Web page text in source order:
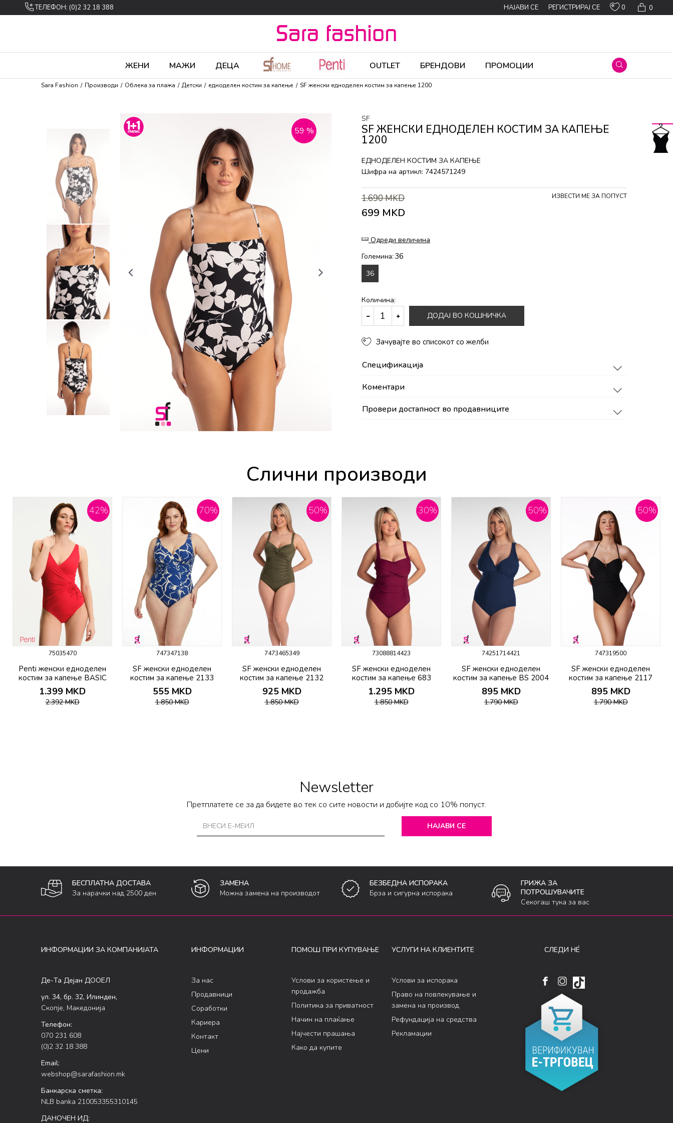
ТЕЛЕФОН: (0)2 32 18 388 0
0
НАЈАВИ СЕ РЕГИСТРИРАЈ СЕ
ЖЕНИ МАЖИ ДЕЦА OUTLET БРЕНДОВИ ПРОМОЦИИ
Sara Fashion Производи Облека за плажа Детски едноделен костим за капење SF женски едноделен костим за капење 1200
59 %
SF
SF ЖЕНСКИ ЕДНОДЕЛЕН КОСТИМ ЗА КАПЕЊЕ
1200
ЕДНОДЕЛЕН КОСТИМ ЗА КАПЕЊЕ
Шифра на артикл: 7424571249
1.690MKD
699 MKD
ИЗВЕСТИ МЕ ЗА ПОПУСТ
Одреди величина
Големина: 36
36
Количина:
ДОДАЈ ВО КОШНИЧКА
Зачувајте во списокот со желби
Спецификација
Коментари
Провери достапност во продавниците
Слични производи
42%
75035470
Penti женски едноделен
костим за капење BASIC
TWIST CORSET SUIT
1.399 MKD
2.392MKD
70%
747347138
SF женски едноделен
костим за капење 2133
555 MKD
1.850MKD
50%
7473465349
SF женски едноделен
костим за капење 2132
925 MKD
1.850MKD
30%
73088814423
SF женски едноделен
костим за капење 683
1.295 MKD
1.850MKD
50%
74251714421
SF женски едноделен
костим за капење BS 2004
895 MKD
1.790MKD
50%
747319500
SF женски едноделен
костим за капење 2117
895 MKD
1.790MKD
Newsletter
Претплатете се за да бидете во тек со сите новости и добијте код со 10% попуст.
НАЈАВИ СЕ
БЕСПЛАТНА ДОСТАВА
За нарачки над 2500 ден
ЗАМЕНА
Можна замена на производот
БЕЗБЕДНА ИСПОРАКА
Брза и сигурна испорака
ГРИЖА ЗА
ПОТРОШУВАЧИТЕ
Секогаш тука за вас
ИНФОРМАЦИИ ЗА КОМПАНИЈАТА
Де-Та Дејан ДООЕЛ
ул. 34, бр. 32, Илинден,
Скопје, Македонија
Телефон:
070 231 608
(0)2 32 18 388
Email:
webshop@sarafashion.mk
Банкарска сметка:
NLB banka 210053355310145
ДАНОЧЕН ИД:
ИНФОРМАЦИИ
За нас
Продавници
Соработки
Кариера
Контакт
Цени
ПОМОШ ПРИ КУПУВАЊЕ
Услови за користење и
продажба
Политика за приватност
Начин на плаќање
Најчести прашања
Како да купите
УСЛУГИ НА КЛИЕНТИТЕ
Услови за испорака
Право на повлекување и
замена на производ
Рефундација на средства
Рекламации
СЛЕДИ НÉ